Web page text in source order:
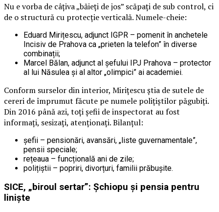
Nu e vorba de câțiva „băieți de jos” scăpați de sub control, ci
de o structură cu protecție verticală. Numele-cheie:
Eduard Mirițescu, adjunct IGPR – pomenit în anchetele
Incisiv de Prahova ca „prieten la telefon” în diverse
combinații;
Marcel Bălan, adjunct al șefului IPJ Prahova – protector
al lui Năsulea și al altor „olimpici” ai academiei.
Conform surselor din interior, Mirițescu știa de sutele de
cereri de împrumut făcute pe numele polițiștilor păgubiți.
Din 2016 până azi, toți șefii de inspectorat au fost
informați, sesizați, atenționați. Bilanțul:
șefii – pensionări, avansări, „liste guvernamentale”,
pensii speciale;
rețeaua – funcțională ani de zile;
polițiștii – popriri, divorțuri, familii prăbușite.
SICE, „biroul sertar”: Șchiopu și pensia pentru
liniște